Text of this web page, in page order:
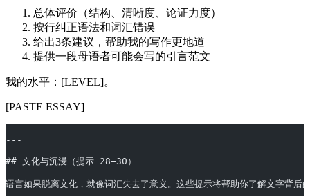
总体评价（结构、清晰度、论证力度）
按行纠正语法和词汇错误
给出3条建议，帮助我的写作更地道
提供一段母语者可能会写的引言范文
我的水平：[LEVEL]。
[PASTE ESSAY]
---
## 文化与沉浸（提示 28–30）
语言如果脱离文化，就像词汇失去了意义。这些提示将帮助你了解文字背后